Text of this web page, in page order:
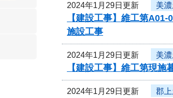
2024年1月29日更新 美
【建設工事】維工第
施設工事
2024年1月29日更新 美
【建設工事】維工第現
2024年1月29日更新 郡